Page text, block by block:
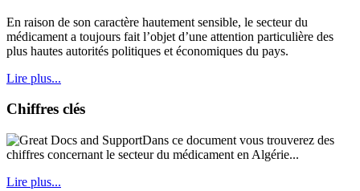
En raison de son caractère hautement sensible, le secteur du
médicament a toujours fait l’objet d’une attention particulière des
plus hautes autorités politiques et économiques du pays.
Lire plus...
Chiffres clés
Dans ce document vous trouverez des
chiffres concernant le secteur du médicament en Algérie...
Lire plus...